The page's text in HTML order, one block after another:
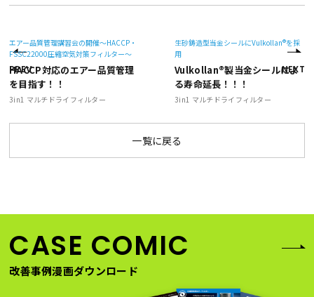
PREV
エアー品質管理講習会の開催～HACCP・
FSSC22000圧縮空気対策フィルター～
HACCP対応のエアー品質管理
を目指す！！
3in1 マルチドライフィルター
NEXT
生砂鋳造型当金シールにVulkollan®を採
用
Vulkollan®製当金シールによ
る寿命延長！！！
3in1 マルチドライフィルター
一覧に戻る
CASE COMIC
改善事例漫画ダウンロード